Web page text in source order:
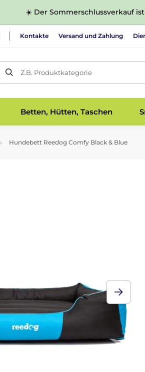
☀️ Der Sommerschlussverkauf
Kontakte Versand und Zahlung
Z.B. Produktkategorie
Betten, Hütten, Taschen
Hundebett Reedog Comfy Black & Blue